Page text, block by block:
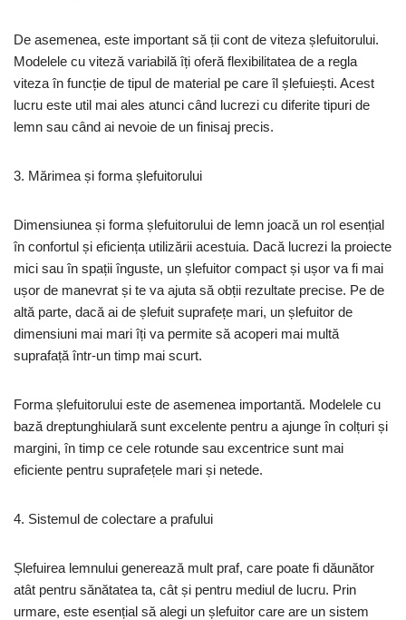
De asemenea, este important să ții cont de viteza șlefuitorului.
Modelele cu viteză variabilă îți oferă flexibilitatea de a regla
viteza în funcție de tipul de material pe care îl șlefuiești. Acest
lucru este util mai ales atunci când lucrezi cu diferite tipuri de
lemn sau când ai nevoie de un finisaj precis.
3. Mărimea și forma șlefuitorului
Dimensiunea și forma șlefuitorului de lemn joacă un rol esențial
în confortul și eficiența utilizării acestuia. Dacă lucrezi la proiecte
mici sau în spații înguste, un șlefuitor compact și ușor va fi mai
ușor de manevrat și te va ajuta să obții rezultate precise. Pe de
altă parte, dacă ai de șlefuit suprafețe mari, un șlefuitor de
dimensiuni mai mari îți va permite să acoperi mai multă
suprafață într-un timp mai scurt.
Forma șlefuitorului este de asemenea importantă. Modelele cu
bază dreptunghiulară sunt excelente pentru a ajunge în colțuri și
margini, în timp ce cele rotunde sau excentrice sunt mai
eficiente pentru suprafețele mari și netede.
4. Sistemul de colectare a prafului
Șlefuirea lemnului generează mult praf, care poate fi dăunător
atât pentru sănătatea ta, cât și pentru mediul de lucru. Prin
urmare, este esențial să alegi un șlefuitor care are un sistem